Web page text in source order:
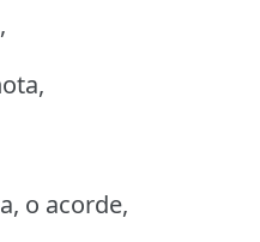
o acorde,